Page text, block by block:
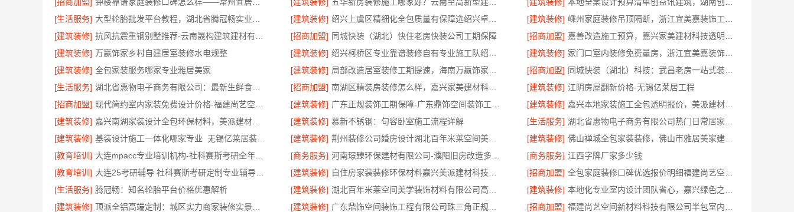
[生活服务]
[建筑装修] [建筑装修]
[建筑装修]
[招商加盟] 同城快装（湖北）快住老房快装公司工期保障 [招商加盟]
[建筑装修] 万赢饰家乡村自建居室装修水电规整 [建筑装修] [建筑装修]
[建筑装修] 全包家装服务哪家专业雅居美家 [建筑装修] [招商加盟]
[生活服务]
[招商加盟] [建筑装修] 江阴房屋翻新价格-无锡亿莱居工程
[招商加盟]
[建筑装修] [建筑装修]
[建筑装修]
[建筑装修] 慕新不锈钢：句容卧室施工流程详解 [生活服务]
[建筑装修]
[建筑装修] [建筑装修]
[教育培训]
[商务服务] [商务服务] 江西字牌厂家多少钱
[教育培训]
[建筑装修] [招商加盟]
[生活服务] 腾冠畅：知名轮胎平台价格优惠解析 [建筑装修] [建筑装修]
[建筑装修]
[建筑装修] [招商加盟]